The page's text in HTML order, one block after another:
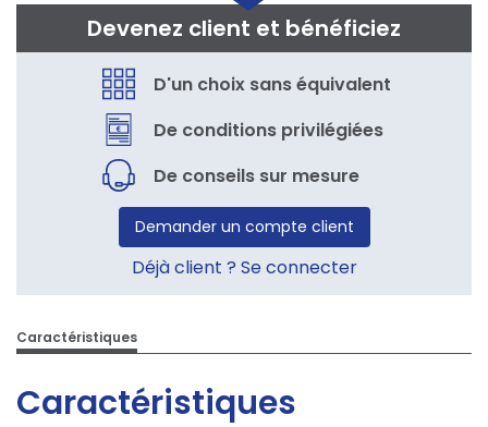
Devenez client et bénéficiez
D'un choix sans équivalent
De conditions privilégiées
De conseils sur mesure
Demander un compte client
Déjà client ? Se connecter
Caractéristiques
Caractéristiques